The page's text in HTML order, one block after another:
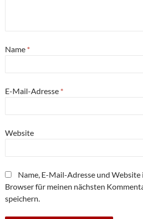
Name *
E-Mail-Adresse *
Website
Name, E-Mail-Adresse und Website
Browser für meinen nächsten
speichern.